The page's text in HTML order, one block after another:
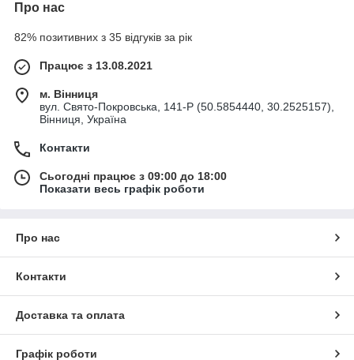
Про нас
82% позитивних з 35 відгуків за рік
Працює з 13.08.2021
м. Вінниця
вул. Свято-Покровська, 141-Р (50.5854440, 30.2525157),
Вінниця, Україна
Контакти
Сьогодні працює з 09:00 до 18:00
Показати весь графік роботи
Про нас
Контакти
Доставка та оплата
Графік роботи